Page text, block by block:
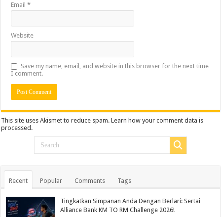
Email*
Website
Save my name, email, and website in this browser for the next time
I comment.
This site uses Akismet to reduce spam.Learn how your comment data is
processed.
Recent Popular Comments Tags
Tingkatkan Simpanan Anda Dengan Berlari: Sertai
Alliance Bank KM TO RM Challenge 2026!